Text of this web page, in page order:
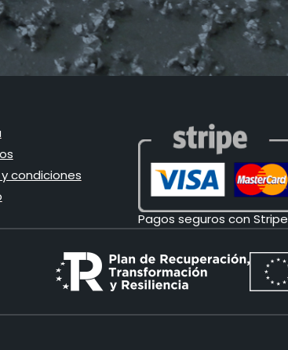
condiciones
Pagos seguros con Stripe